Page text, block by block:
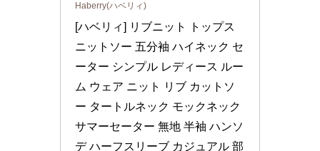
Haberry(ハベリィ)
[ハベリィ] リブニット トップス
ニットソー 五分袖 ハイネック セ
ーター シンプル レディース ルー
ム ウェア ニット リブ カットソ
ー タートルネック モックネック
サマーセーター 無地 半袖 ハンソ
デ ハーフスリーブ カジュアル 部